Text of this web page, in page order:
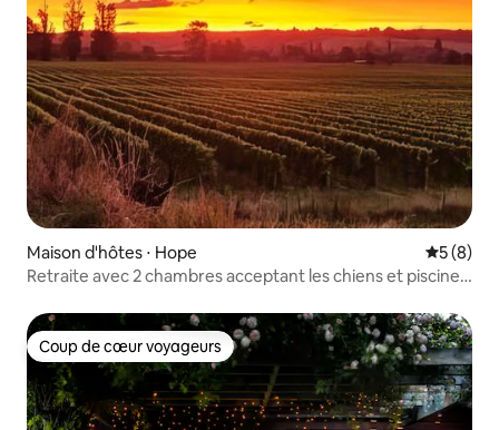
Maison d'hôtes ⋅ Hope
5 (8)
Retraite avec 2 chambres acceptant les chiens et piscine,
Coup de cœur voyageurs
Coup de cœur voyageurs